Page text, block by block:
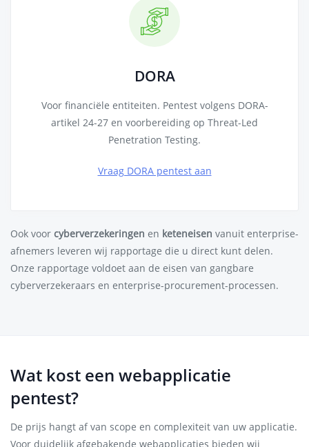
DORA
Voor financiële entiteiten. Pentest volgens DORA-
artikel 24-27 en voorbereiding op Threat-Led
Penetration Testing.
Vraag DORA pentest aan
Ook voor cyberverzekeringen en keteneisen vanuit enterprise-
afnemers leveren wij rapportage die u direct kunt delen.
Onze rapportage voldoet aan de eisen van gangbare
cyberverzekeraars en enterprise-procurement-processen.
Wat kost een webapplicatie
pentest?
De prijs hangt af van scope en complexiteit van uw applicatie.
Voor duidelijk afgebakende webapplicaties bieden wij